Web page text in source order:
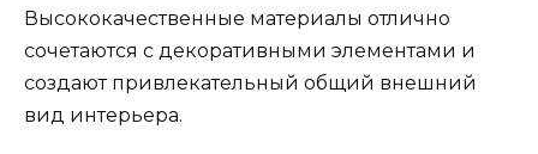
Высококачественные материалы отлично
сочетаются с декоративными элементами и
создают привлекательный общий внешний
вид интерьера.